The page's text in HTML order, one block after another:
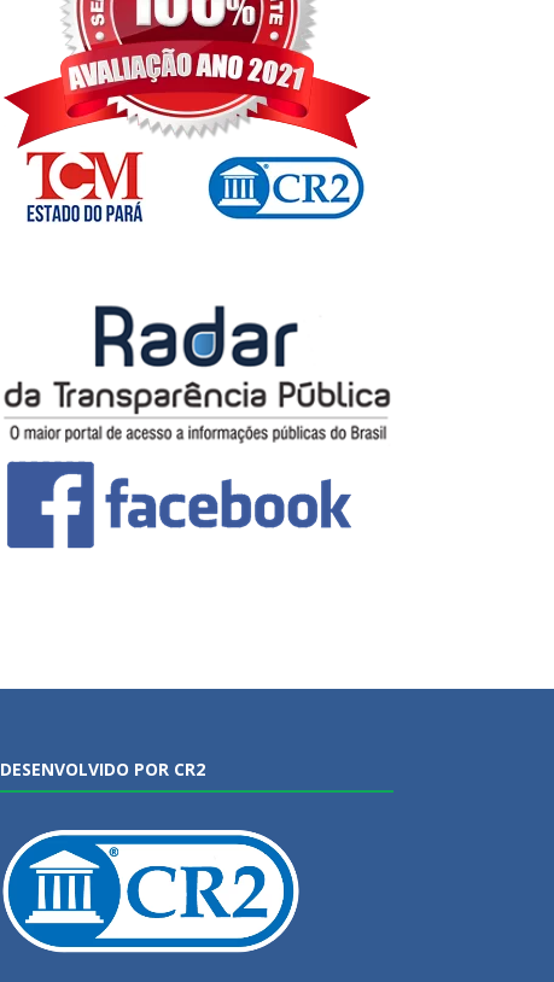
DESENVOLVIDO POR CR2